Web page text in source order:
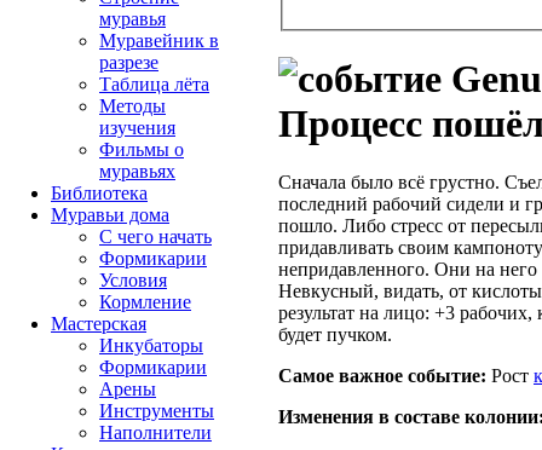
Процесс
Сначала было всё грустно.
последний рабочий сидели и
пошло. Либо стресс от
придавливать своим
непридавленного. Они на
Невкусный, видать, от
результат на лицо: +3
будет пучком.
Самое важное событие: Рост
Изменения в составе
муравья
Муравейник в
разрезе
Таблица лёта
Методы
изучения
Фильмы о
муравьях
Библиотека
Муравьи дома
С чего начать
Формикарии
Условия
Кормление
Мастерская
Инкубаторы
Формикарии
Арены
Инструменты
Наполнители